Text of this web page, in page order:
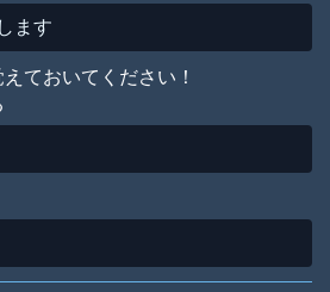
ておいてください！